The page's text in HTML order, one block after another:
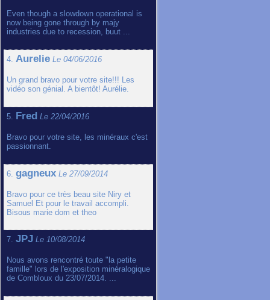
Even though a slowdown operational is
now being gone through by majy
industries due to recession, buut ...
4. Aurelie Le 04/06/2016
Un grand bravo pour votre site!!! Les
vidéo son génial. A bientôt! Aurélie.
5. Fred Le 22/04/2016
Bravo pour votre site, les minéraux c'est
passionnant.
6. gagneux Le 27/09/2014
Bravo pour ce très beau site Niry et
Samuel Et pour le travail accompli.
Bisous marie dom et theo
7. JPJ Le 10/08/2014
Nous avons rencontré toute "la petite
famille" lors de l'exposition minéralogique
de Combloux du 23/07/2014. ...